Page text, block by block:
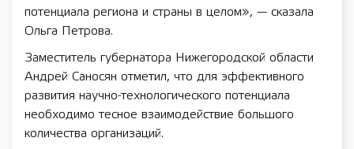
потенциала региона и страны в целом», — сказала
Ольга Петрова.
Заместитель губернатора Нижегородской области
Андрей Саносян отметил, что для эффективного
развития научно-технологического потенциала
необходимо тесное взаимодействие большого
количества организаций.